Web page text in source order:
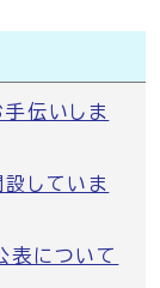
伝いしま
していま
表について